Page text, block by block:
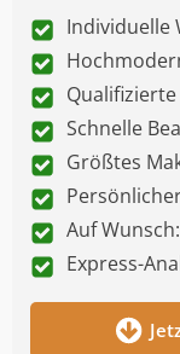
Schnelle
Größtes
Auf
Express-